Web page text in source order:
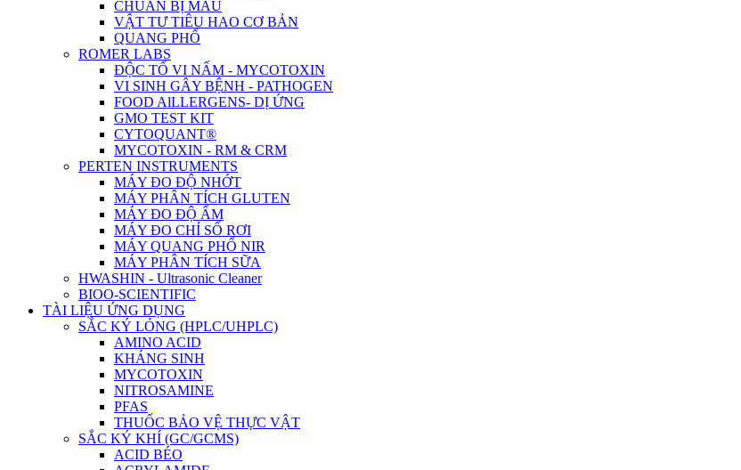
CHUẨN BỊ MẪU
VẬT TƯ TIÊU HAO CƠ BẢN
QUANG PHỔ
ROMER LABS
ĐỘC TỐ VI NẤM - MYCOTOXIN
VI SINH GÂY BỆNH - PATHOGEN
FOOD AlLLERGENS- DỊ ỨNG
GMO TEST KIT
CYTOQUANT®
MYCOTOXIN - RM & CRM
PERTEN INSTRUMENTS
MÁY ĐO ĐỘ NHỚT
MÁY PHÂN TÍCH GLUTEN
MÁY ĐO ĐỘ ẨM
MÁY ĐO CHỈ SỐ RƠI
MÁY QUANG PHỔ NIR
MÁY PHÂN TÍCH SỮA
HWASHIN - Ultrasonic Cleaner
BIOO-SCIENTIFIC
TÀI LIỆU ỨNG DỤNG
SẮC KÝ LỎNG (HPLC/UHPLC)
AMINO ACID
KHÁNG SINH
MYCOTOXIN
NITROSAMINE
PFAS
THUỐC BẢO VỆ THỰC VẬT
SẮC KÝ KHÍ (GC/GCMS)
ACID BÉO